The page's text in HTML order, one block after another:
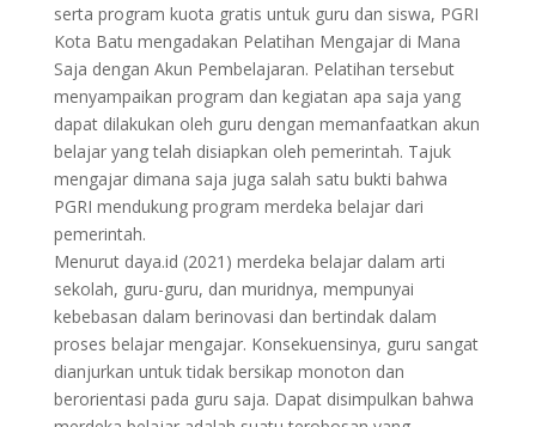
serta program kuota gratis untuk guru dan siswa, PGRI
Kota Batu mengadakan Pelatihan Mengajar di Mana
Saja dengan Akun Pembelajaran. Pelatihan tersebut
menyampaikan program dan kegiatan apa saja yang
dapat dilakukan oleh guru dengan memanfaatkan akun
belajar yang telah disiapkan oleh pemerintah. Tajuk
mengajar dimana saja juga salah satu bukti bahwa
PGRI mendukung program merdeka belajar dari
pemerintah.
Menurut daya.id (2021) merdeka belajar dalam arti
sekolah, guru-guru, dan muridnya, mempunyai
kebebasan dalam berinovasi dan bertindak dalam
proses belajar mengajar. Konsekuensinya, guru sangat
dianjurkan untuk tidak bersikap monoton dan
berorientasi pada guru saja. Dapat disimpulkan bahwa